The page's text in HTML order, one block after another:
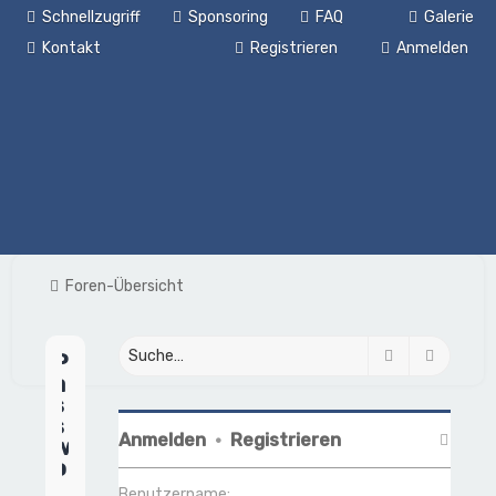
Schnellzugriff Galerie
Sponsoring
FAQ
Kontakt
Anmelden
Registrieren
Foren-Übersicht
P
a
s
s
w
o
Suche
Anmelden• Registrieren